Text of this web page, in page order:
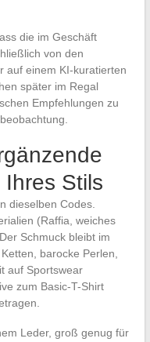
die im Geschäft
von den
auf einem KI-kuratierten
später im Regal
Empfehlungen zu
Stils
dieselben Codes.
(Raffia, weiches
Schmuck bleibt im
barocke Perlen,
auf Sportswear
zum Basic-T-Shirt
Leder, groß genug für